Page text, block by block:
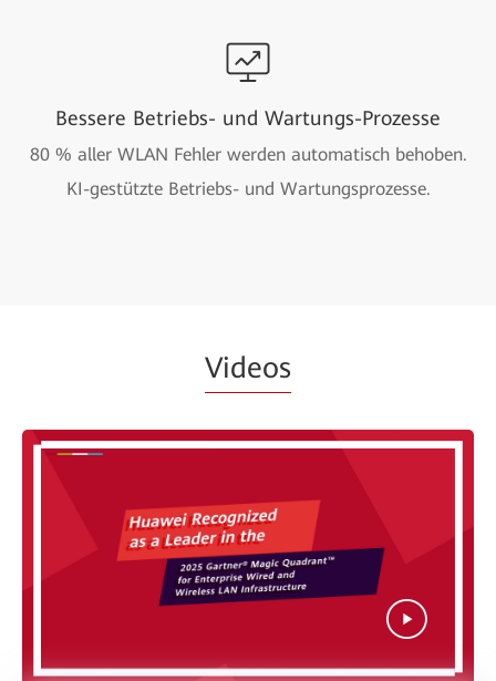
Bessere Betriebs- und Wartungs-Prozesse
80 % aller WLAN Fehler werden automatisch behoben.
KI-gestützte Betriebs- und Wartungsprozesse.
Videos